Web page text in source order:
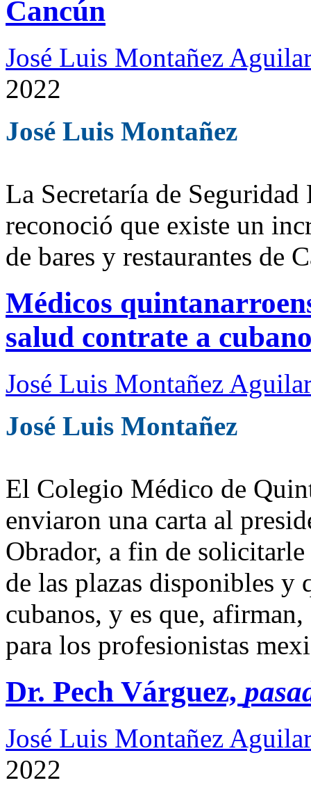
Cancún
José Luis Montañez Aguilar
2022
José Luis Montañez
La Secretaría de
reconoció que existe un
de bares y restaurantes de
Médicos
salud contrate a
José Luis Montañez Aguilar
José Luis Montañez
El Colegio Médico de
enviaron una carta al
Obrador, a fin de
de las plazas disponibles y
cubanos, y es que,
para los profesionistas
Dr. Pech Várguez,
José Luis Montañez Aguilar
2022